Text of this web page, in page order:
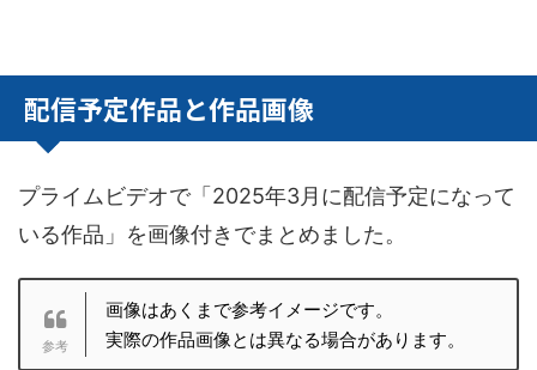
配信予定作品と作品画像
プライムビデオで「2025年3月に配信予定になって
いる作品」を画像付きでまとめました。
画像はあくまで参考イメージです。
実際の作品画像とは異なる場合があります。